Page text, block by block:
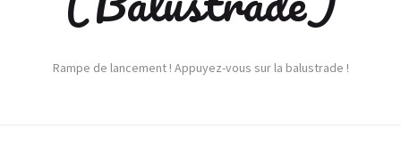
Rampe de lancement ! Appuyez-vous sur la balustrade !